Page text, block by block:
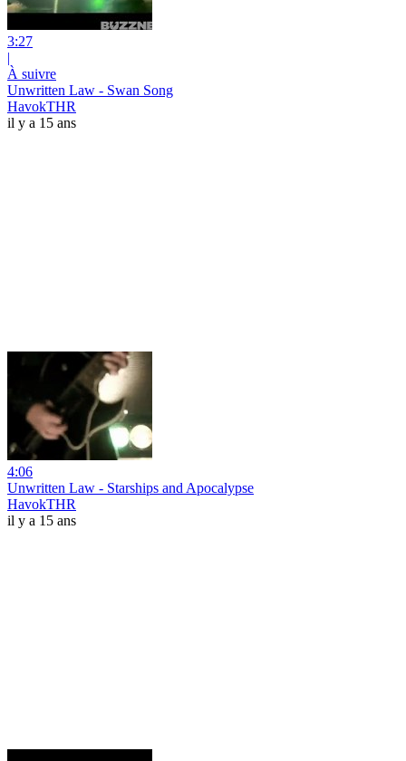
3:27
|
À suivre
Unwritten Law - Swan Song
HavokTHR
il y a 15 ans
4:06
Unwritten Law - Starships and Apocalypse
HavokTHR
il y a 15 ans